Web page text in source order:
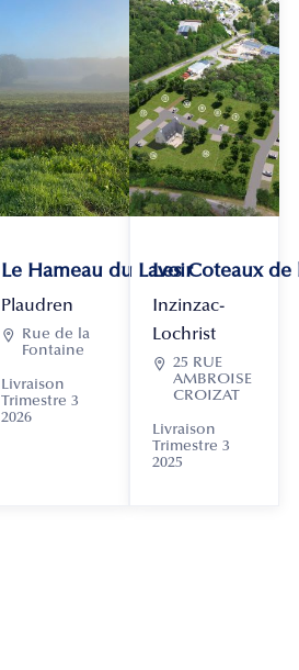
Le Hameau du Lavoir
Plaudren

Rue de la
Fontaine
Livraison
Trimestre 3
2026
Les Coteaux
Inzinzac-
Lochrist
 25 RUE
AMBROISE
CROIZAT
Livraison
Trimestre 3
2025